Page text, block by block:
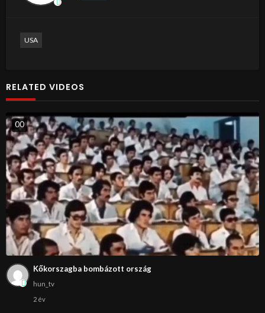
USA
RELATED VIDEOS
00
Kőkorszagba bombázott ország
hun_tv
2 év